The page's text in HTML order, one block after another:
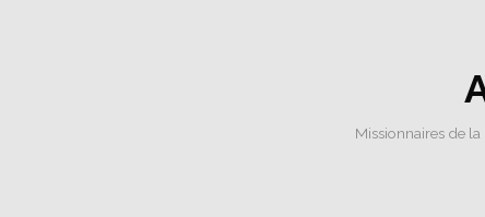
Missionnaires de